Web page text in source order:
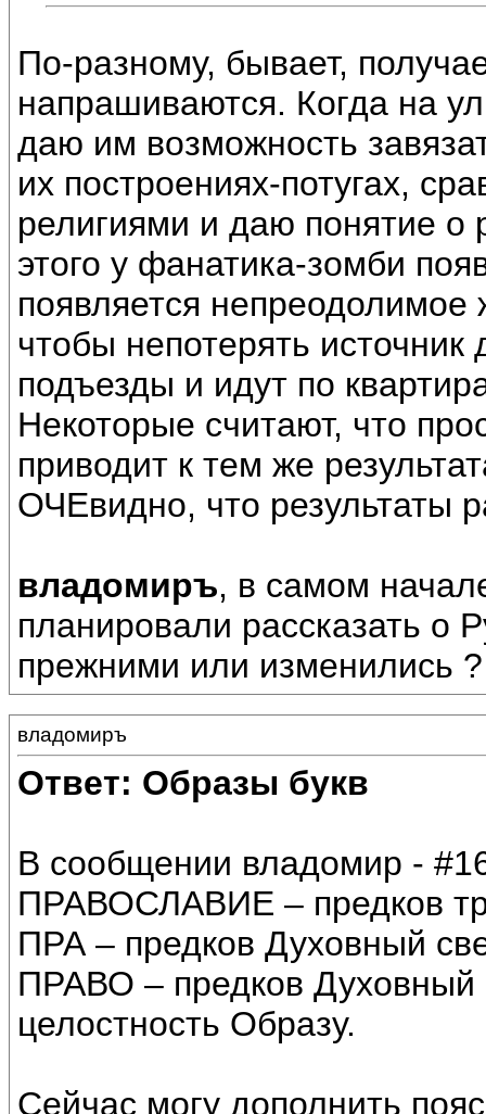
По-разному, бывает,
напрашиваются. Когда на
даю им возможность
их построениях-потугах,
религиями и даю понятие
этого у фанатика-зомби
появляется
чтобы непотерять
подъезды и идут по
Некоторые считают, что
приводит к тем же
ОЧЕвидно, что результаты
владомиръ, в самом
планировали рассказать о
прежними или изменились ?
владомиръ
Ответ: Образы букв
В сообщении владомир -
ПРАВОСЛАВИЕ – предков
ПРА – предков Духовный
ПРАВО – предков
целостность Образу.
Сейчас могу дополнить